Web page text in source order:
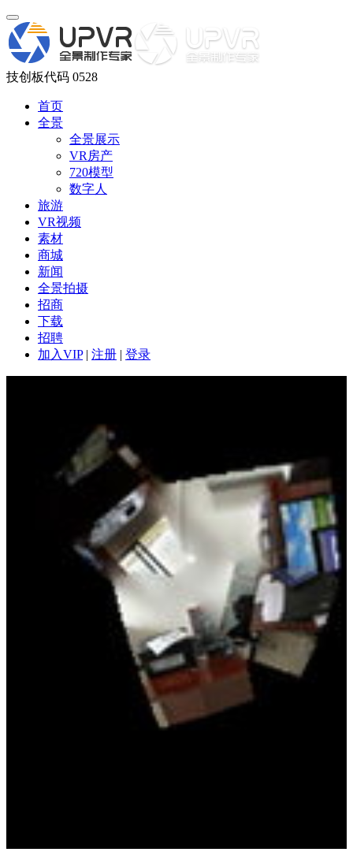
技创板代码 0528
首页
全景
全景展示
VR房产
720模型
数字人
旅游
VR视频
素材
商城
新闻
全景拍摄
招商
下载
招聘
加入VIP | 注册 | 登录